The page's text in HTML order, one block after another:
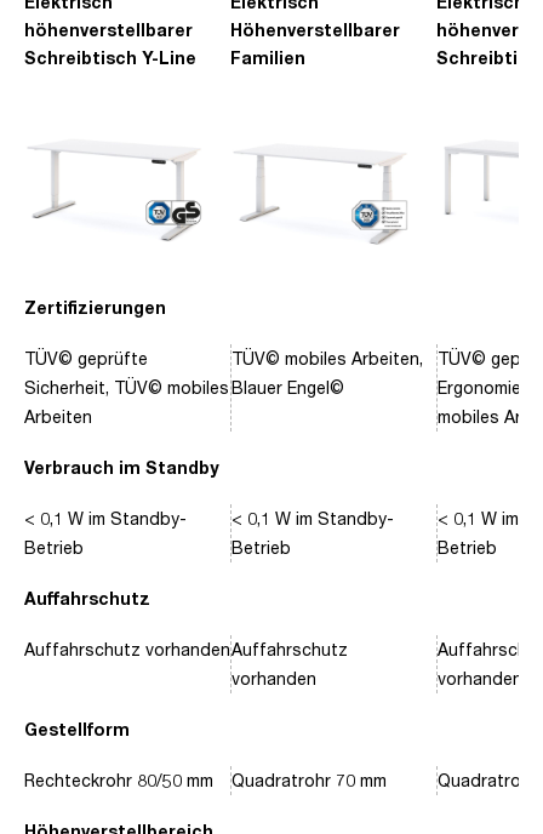
Zertifizierungen
Verbrauch im Standby
Auffahrschutz
Gestellform
höhenverstellbarer
Schreibtisch Y-Line
TÜV© geprüfte
Sicherheit, TÜV© mobiles
Arbeiten
< 0,1 W im Standby-
Betrieb
Auffahrschutz vorhanden
Rechteckrohr 80/50 mm
Höhenverstellbarer
Familien
TÜV© mobiles Arbeiten,
Blauer Engel©
< 0,1 W im Standby-
Betrieb
Auffahrschutz
vorhanden
Quadratrohr 70 mm
TÜV©
Ergonomie,
mobiles
< 0,1 W im
Betrieb
vorhanden
Quadratrohr